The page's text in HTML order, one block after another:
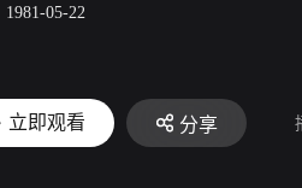
1981-05-22
立即观看 分享